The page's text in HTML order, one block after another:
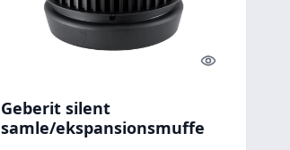
Quick look
Geberit silent
samle/ekspansionsmuffe